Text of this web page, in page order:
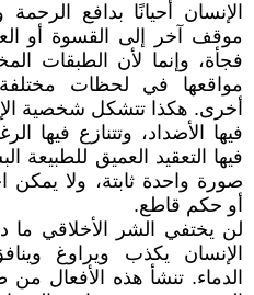
الإنسان أحيانًا بدافع
موقف آخر إلى القسوة أو
فجأة، وإنما لأن الطبقات
مواقعها في لحظات
أخرى. هكذا تتشكل شخصية
فيها الأضداد، وتتنازع فيها
فيها التعقيد العميق للطبيعة
صورة واحدة ثابتة، ولا
أو حكم قاطع.
لن يختفي الشر الأخلاقي ما
الإنسان يكذب ويراوغ
الدماء. تنشأ هذه الأفعال